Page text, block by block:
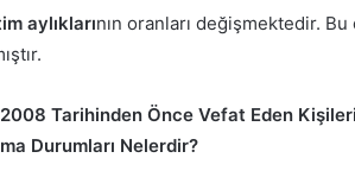
aylıklarının oranları değişmektedir.
Tarihinden Önce Vefat Eden
Durumları Nelerdir?
Bosphorus
Sailing
oldu
takımı BAU